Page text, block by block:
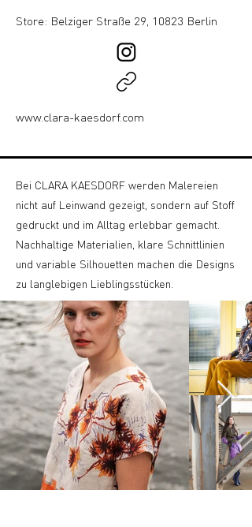
Store: Belziger Straße 29, 10823 Berlin
www.clara-kaesdorf.com
Bei CLARA KAESDORF werden Malereien
nicht auf Leinwand gezeigt, sondern auf Stoff
gedruckt und im Alltag erlebbar gemacht.
Nachhaltige Materialien, klare Schnittlinien
und variable Silhouetten machen die Designs
zu langlebigen Lieblingsstücken.